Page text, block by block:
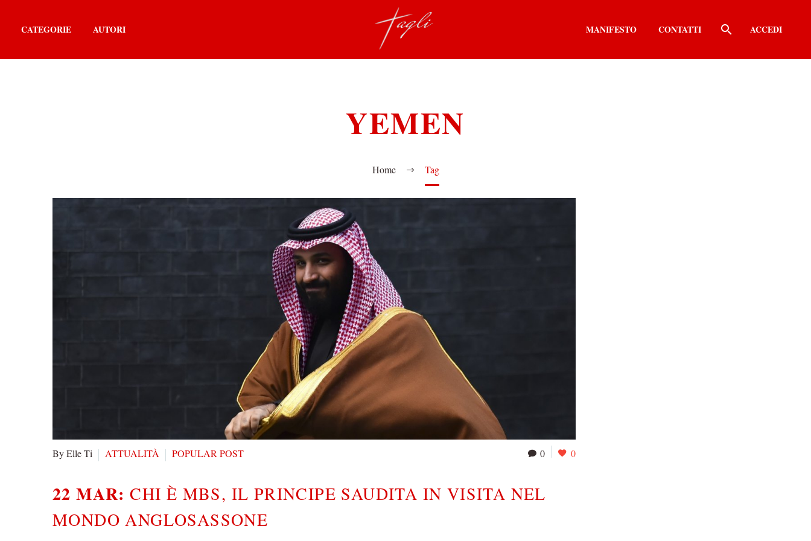
CATEGORIE AUTORI MANIFESTO CONTATTI ACCEDI
YEMEN
Home Tag
0 0
By Elle Ti ATTUALITÀ POPULAR POST
22 MAR:CHI È MBS, IL PRINCIPE SAUDITA IN VISITA NEL
MONDO ANGLOSASSONE